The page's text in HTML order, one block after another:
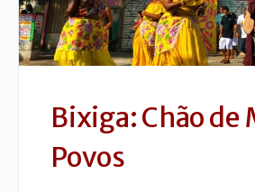
Bixiga: Chão de
Povos